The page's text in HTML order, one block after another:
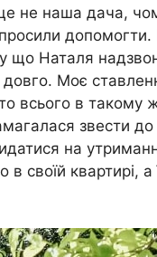
не наша дача,
допомогти.
що Наталя
довго. Моє
всього в такому
звести до
на
своїй квартирі,